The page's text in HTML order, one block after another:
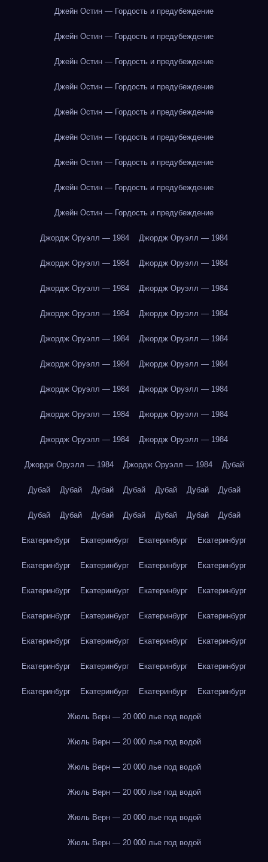
Джейн Остин — Гордость и предубеждение
Джейн Остин — Гордость и предубеждение
Джейн Остин — Гордость и предубеждение
Джейн Остин — Гордость и предубеждение
Джейн Остин — Гордость и предубеждение
Джейн Остин — Гордость и предубеждение
Джейн Остин — Гордость и предубеждение
Джейн Остин — Гордость и предубеждение
Джейн Остин — Гордость и предубеждение
Джордж Оруэлл — 1984 Джордж Оруэлл — 1984
Джордж Оруэлл — 1984 Джордж Оруэлл — 1984
Джордж Оруэлл — 1984 Джордж Оруэлл — 1984
Джордж Оруэлл — 1984 Джордж Оруэлл — 1984
Джордж Оруэлл — 1984 Джордж Оруэлл — 1984
Джордж Оруэлл — 1984 Джордж Оруэлл — 1984
Джордж Оруэлл — 1984 Джордж Оруэлл — 1984
Джордж Оруэлл — 1984 Джордж Оруэлл — 1984
Джордж Оруэлл — 1984 Джордж Оруэлл — 1984
Джордж Оруэлл — 1984 Джордж Оруэлл — 1984 Дубай
Дубай Дубай Дубай Дубай Дубай Дубай Дубай
Дубай Дубай Дубай Дубай Дубай Дубай Дубай
Екатеринбург Екатеринбург Екатеринбург Екатеринбург
Екатеринбург Екатеринбург Екатеринбург Екатеринбург
Екатеринбург Екатеринбург Екатеринбург Екатеринбург
Екатеринбург Екатеринбург Екатеринбург Екатеринбург
Екатеринбург Екатеринбург Екатеринбург Екатеринбург
Екатеринбург Екатеринбург Екатеринбург Екатеринбург
Екатеринбург Екатеринбург Екатеринбург Екатеринбург
Жюль Верн — 20 000 лье под водой
Жюль Верн — 20 000 лье под водой
Жюль Верн — 20 000 лье под водой
Жюль Верн — 20 000 лье под водой
Жюль Верн — 20 000 лье под водой
Жюль Верн — 20 000 лье под водой